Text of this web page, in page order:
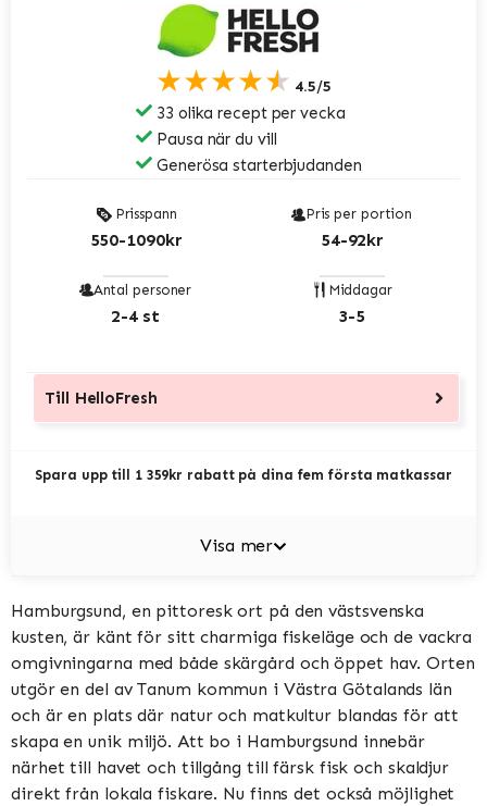
★★★★★ 4.5/5
33 olika recept per vecka
Pausa när du vill
Generösa starterbjudanden
Prisspann
550-1090kr
Pris per portion
54-92kr
Antal personer
2-4 st
Middagar
3-5
Till HelloFresh
Spara upp till 1 359kr rabatt på dina fem första matkassar
Visa mer
Hamburgsund, en pittoresk ort på den västsvenska
kusten, är känt för sitt charmiga fiskeläge och de vackra
omgivningarna med både skärgård och öppet hav. Orten
utgör en del av Tanum kommun i Västra Götalands län
och är en plats där natur och matkultur blandas för att
skapa en unik miljö. Att bo i Hamburgsund innebär
närhet till havet och tillgång till färsk fisk och skaldjur
direkt från lokala fiskare. Nu finns det också möjlighet